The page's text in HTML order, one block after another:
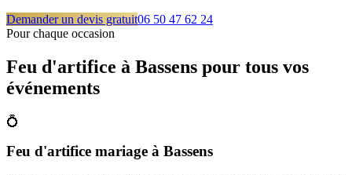
Demander un devis gratuit06 50 47 62 24
Pour chaque occasion
Feu d'artifice à Bassens pour tous vos
événements
💍
Feu d'artifice mariage à Bassens